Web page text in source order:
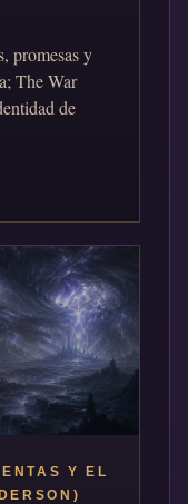
promesas y
The War
de
Y EL